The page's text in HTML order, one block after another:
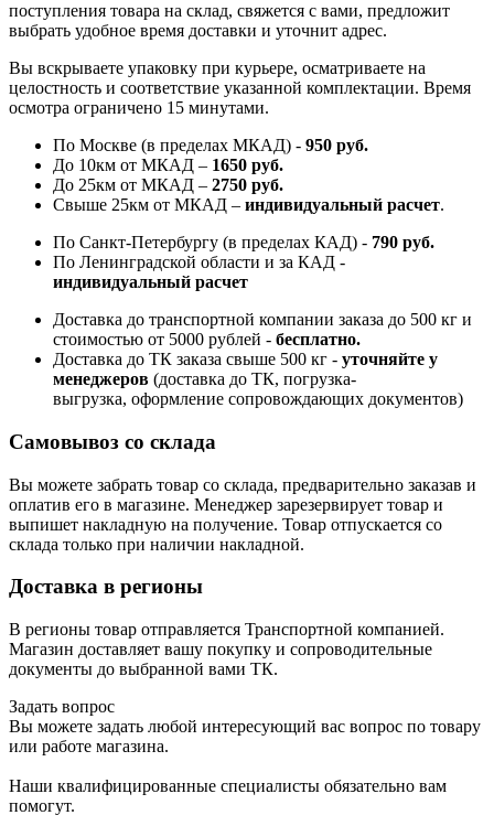
поступления товара на склад, свяжется с вами, предложит
выбрать удобное время доставки и уточнит адрес.
Вы вскрываете упаковку при курьере, осматриваете на
целостность и соответствие указанной комплектации. Время
осмотра ограничено 15 минутами.
По Москве (в пределах МКАД) - 950 руб.
До 10км от МКАД – 1650 руб.
До 25км от МКАД – 2750 руб.
Свыше 25км от МКАД – индивидуальный расчет.
По Санкт-Петербургу (в пределах КАД) - 790 руб.
По Ленинградской области и за КАД -
индивидуальный расчет
Доставка до транспортной компании заказа до 500 кг и
стоимостью от 5000 рублей - бесплатно.
Доставка до ТК заказа свыше 500 кг - уточняйте у
менеджеров (доставка до ТК, погрузка-
выгрузка, оформление сопровождающих документов)
Самовывоз со склада
Вы можете забрать товар со склада, предварительно заказав и
оплатив его в магазине. Менеджер зарезервирует товар и
выпишет накладную на получение. Товар отпускается со
склада только при наличии накладной.
Доставка в регионы
В регионы товар отправляется Транспортной компанией.
Магазин доставляет вашу покупку и сопроводительные
документы до выбранной вами ТК.
Задать вопрос
Вы можете задать любой интересующий вас вопрос по товару
или работе магазина.
Наши квалифицированные специалисты обязательно вам
помогут.